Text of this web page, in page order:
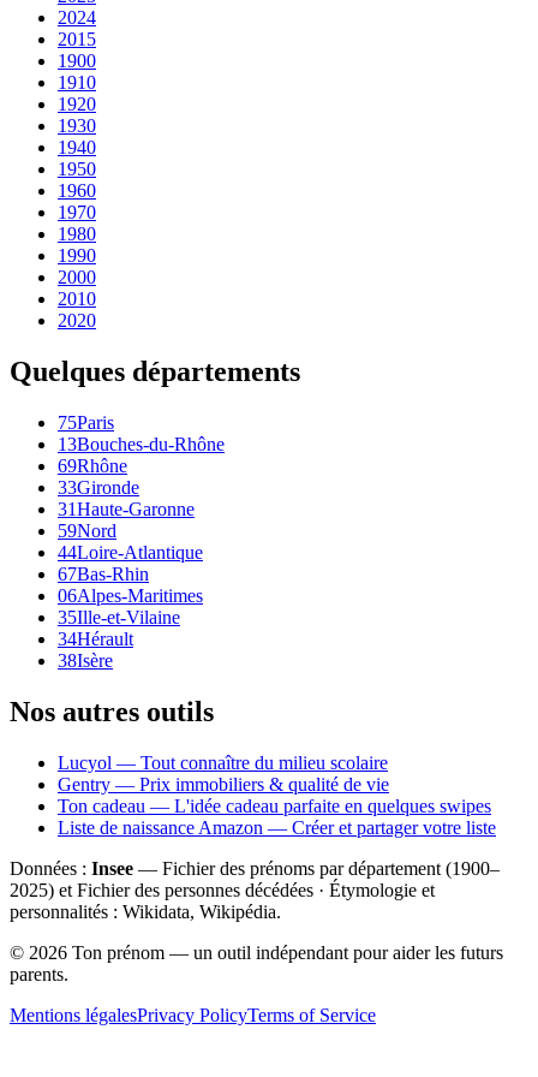
2024
2015
1900
1910
1920
1930
1940
1950
1960
1970
1980
1990
2000
2010
2020
Quelques départements
75Paris
13Bouches-du-Rhône
69Rhône
33Gironde
31Haute-Garonne
59Nord
44Loire-Atlantique
67Bas-Rhin
06Alpes-Maritimes
35Ille-et-Vilaine
34Hérault
38Isère
Nos autres outils
Lucyol — Tout connaître du milieu scolaire
Gentry — Prix immobiliers & qualité de vie
Ton cadeau — L'idée cadeau parfaite en quelques swipes
Liste de naissance Amazon — Créer et partager votre liste
Données : Insee — Fichier des prénoms par département (1900–
2025) et Fichier des personnes décédées · Étymologie et
personnalités : Wikidata, Wikipédia.
© 2026 Ton prénom — un outil indépendant pour aider les futurs
parents.
Mentions légalesPrivacy PolicyTerms of Service